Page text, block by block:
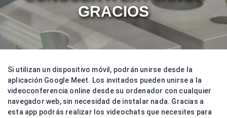
GRACIOS
Si utilizan un dispositivo móvil, podrán unirse desde la
aplicación Google Meet. Los invitados pueden unirse a la
videoconferencia online desde su ordenador con cualquier
navegador web, sin necesidad de instalar nada. Gracias a
esta app podrás realizar los videochats que necesites para